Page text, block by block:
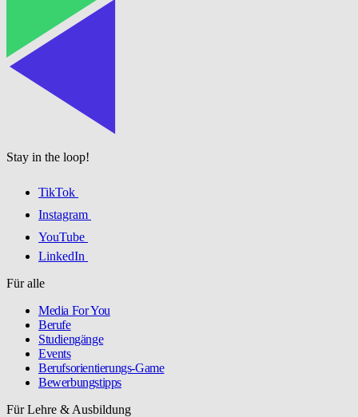
Stay in the loop!
TikTok
Instagram
YouTube
LinkedIn
Für alle
Media For You
Berufe
Studiengänge
Events
Berufsorientierungs-Game
Bewerbungstipps
Für Lehre & Ausbildung